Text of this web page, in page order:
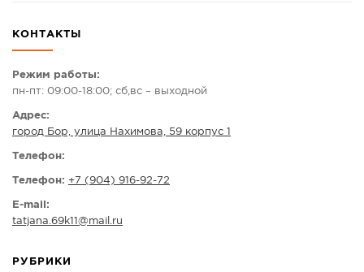
КАМЕРЫ
КОНКУРСЫ
КОНТАКТЫ
Режим работы:
пн-пт: 09:00-18:00; сб,вс – выходной
Адрес:
город Бор, улица Нахимова, 59 корпус 1
Телефон:
Телефон: +7 (904) 916-92-72
E-mail:
tatjana.69k11 @mail.ru
РУБРИКИ